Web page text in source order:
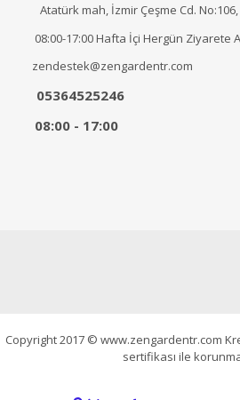
Atatürk mah, İzmir Çeşme Cd.
08:00-17:00 Hafta İçi Hergün Ziyarete
zendestek@zengardentr.com
05364525246
08:00 - 17:00
Copyright 2017 © www.zengardentr.com
sertifikası ile